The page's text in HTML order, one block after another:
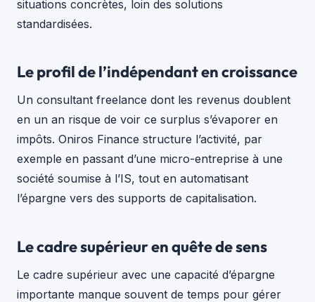
situations concrètes, loin des solutions
standardisées.
Le profil de l’indépendant en croissance
Un consultant freelance dont les revenus doublent
en un an risque de voir ce surplus s’évaporer en
impôts. Oniros Finance structure l’activité, par
exemple en passant d’une micro-entreprise à une
société soumise à l’IS, tout en automatisant
l’épargne vers des supports de capitalisation.
Le cadre supérieur en quête de sens
Le cadre supérieur avec une capacité d’épargne
importante manque souvent de temps pour gérer